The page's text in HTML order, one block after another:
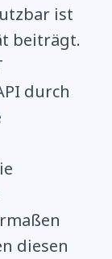
ist
beiträgt.
durch
diesen